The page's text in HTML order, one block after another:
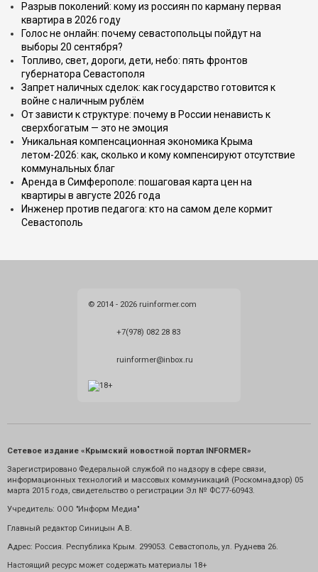
Разрыв поколений: кому из россиян по карману первая
квартира в 2026 году
Голос не онлайн: почему севастопольцы пойдут на
выборы 20 сентября?
Топливо, свет, дороги, дети, небо: пять фронтов
губернатора Севастополя
Запрет наличных сделок: как государство готовится к
войне с наличным рублём
От зависти к структуре: почему в России ненависть к
сверхбогатым — это не эмоция
Уникальная компенсационная экономика Крыма
летом-2026: как, сколько и кому компенсируют отсутствие
коммунальных благ
Аренда в Симферополе: пошаговая карта цен на
квартиры в августе 2026 года
Инженер против педагога: кто на самом деле кормит
Севастополь
© 2014 - 2026 ruinformer.com
+7(978) 082 28 83
ruinformer@inbox.ru
Сетевое издание «Крымский новостной портал INFORMER»
Зарегистрировано Федеральной службой по надзору в сфере связи,
информационных технологий и массовых коммуникаций (Роскомнадзор) 05
марта 2015 года, свидетельство о регистрации Эл № ФС77-60943.
Учредитель: ООО "Информ Медиа"
Главный редактор Синицын А.В.
Адрес: Россия. Республика Крым. 299053. Севастополь, ул. Руднева 26.
Настоящий ресурс может содержать материалы 18+